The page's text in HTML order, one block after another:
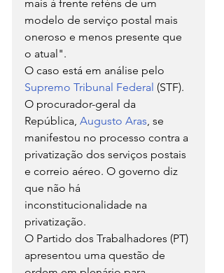
mais à frente reféns de um
modelo de serviço postal mais
oneroso e menos presente que
o atual".
O caso está em análise pelo
Supremo Tribunal Federal (STF).
O procurador-geral da
República, Augusto Aras , se
manifestou no processo contra a
privatização dos serviços postais
e correio aéreo. O governo diz
que não há
inconstitucionalidade na
privatização.
O Partido dos Trabalhadores (PT)
apresentou uma questão de